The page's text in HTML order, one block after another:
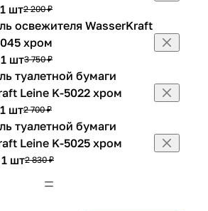
шт2 200 ₽
освежителя WasserKraft
хром
шт3 750 ₽
туалетной бумаги
Leine K-5022 хром
шт2 700 ₽
туалетной бумаги
Leine K-5025 хром
шт2 830 ₽